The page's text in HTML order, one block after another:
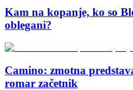
Kam na kopanje, ko so
oblegani?
Camino: zmotna
romar začetnik